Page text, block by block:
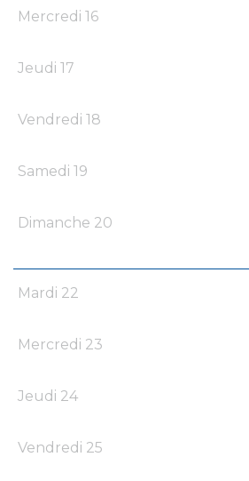
Mercredi 16
Jeudi 17
Vendredi 18
Samedi 19
Dimanche 20
Mardi 22
Mercredi 23
Jeudi 24
Vendredi 25